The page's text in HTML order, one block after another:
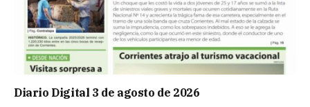
Diario Digital 3 de agosto de 2026